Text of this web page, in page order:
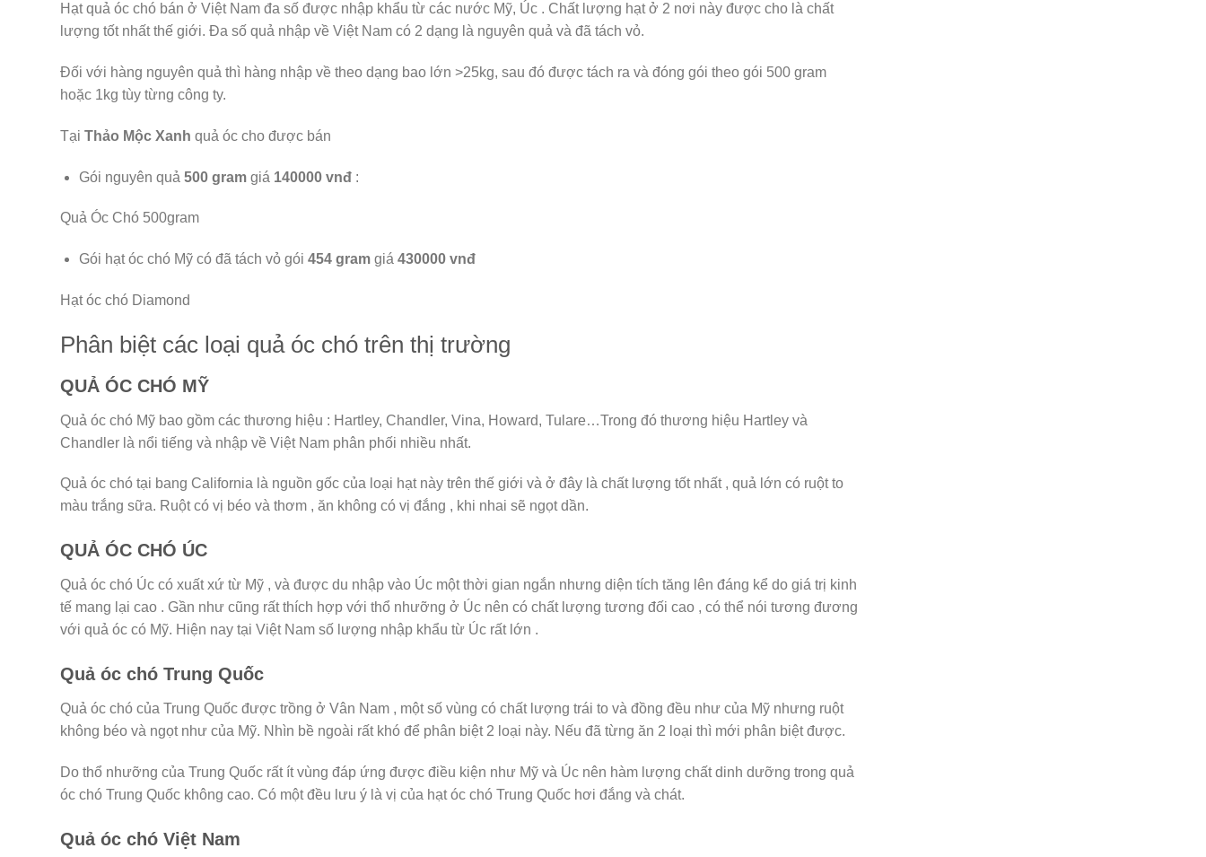
Hạt quả óc chó bán ở Việt Nam đa số được nhập khẩu từ các nước Mỹ, Úc . Chất lượng hạt ở 2 nơi này được cho là chất
lượng tốt nhất thế giới. Đa số quả nhập về Việt Nam có 2 dạng là nguyên quả và đã tách vỏ.
Đối với hàng nguyên quả thì hàng nhập về theo dạng bao lớn >25kg, sau đó được tách ra và đóng gói theo gói 500 gram
hoặc 1kg tùy từng công ty.
Tại Thảo Mộc Xanh quả óc cho được bán
Gói nguyên quả 500 gram giá 140000 vnđ:
Quả Óc Chó 500gram
Gói hạt óc chó Mỹ có đã tách vỏ gói 454 gramgiá 430000 vnđ
Hạt óc chó Diamond
Phân biệt các loại quả óc chó trên thị trường
QUẢ ÓC CHÓ MỸ
Quả óc chó Mỹ bao gồm các thương hiệu : Hartley, Chandler, Vina, Howard, Tulare…Trong đó thương hiệu Hartley và
Chandler là nổi tiếng và nhập về Việt Nam phân phối nhiều nhất.
Quả óc chó tại bang California là nguồn gốc của loại hạt này trên thế giới và ở đây là chất lượng tốt nhất , quả lớn có ruột to
màu trắng sữa. Ruột có vị béo và thơm , ăn không có vị đắng , khi nhai sẽ ngọt dần.
QUẢ ÓC CHÓ ÚC
Quả óc chó Úc có xuất xứ từ Mỹ , và được du nhập vào Úc một thời gian ngắn nhưng diện tích tăng lên đáng kể do giá trị kinh
tế mang lại cao . Gần như cũng rất thích hợp với thổ nhưỡng ở Úc nên có chất lượng tương đối cao , có thể nói tương đương
với quả óc có Mỹ. Hiện nay tại Việt Nam số lượng nhập khẩu từ Úc rất lớn .
Quả óc chó Trung Quốc
Quả óc chó của Trung Quốc được trồng ở Vân Nam , một số vùng có chất lượng trái to và đồng đều như của Mỹ nhưng ruột
không béo và ngọt như của Mỹ. Nhìn bề ngoài rất khó để phân biệt 2 loại này. Nếu đã từng ăn 2 loại thì mới phân biệt được.
Do thổ nhưỡng của Trung Quốc rất ít vùng đáp ứng được điều kiện như Mỹ và Úc nên hàm lượng chất dinh dưỡng trong quả
óc chó Trung Quốc không cao. Có một đều lưu ý là vị của hạt óc chó Trung Quốc hơi đắng và chát.
Quả óc chó Việt Nam